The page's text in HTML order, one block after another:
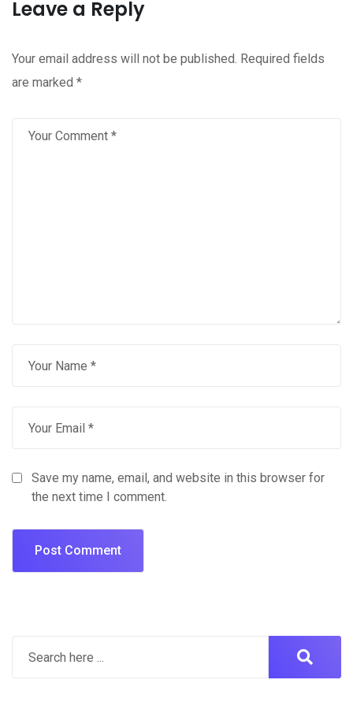
Leave a Reply
Your email address will not be published. Required fields
are marked *
Save my name, email, and website in this browser for
the next time I comment.